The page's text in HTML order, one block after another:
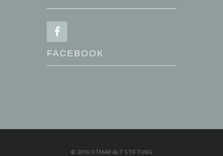
FACEBOOK
© 2016 OTMAR ALT STIFTUNG